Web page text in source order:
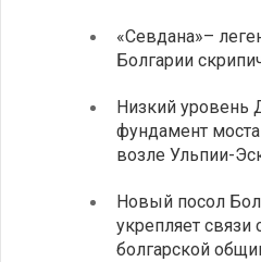
«Севдана»–
Болгарии
Низкий уровень
фундамент
возле Ульпии-
Новый посол
укрепляет связи
болгарской